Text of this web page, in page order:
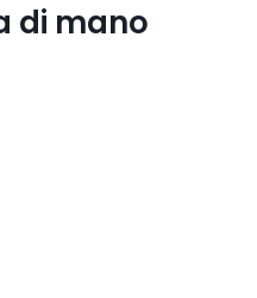
di mano